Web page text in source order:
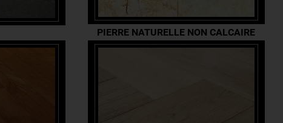
PIERRE NATURELLE NON CALCAIRE